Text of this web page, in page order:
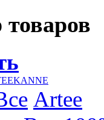
Artee